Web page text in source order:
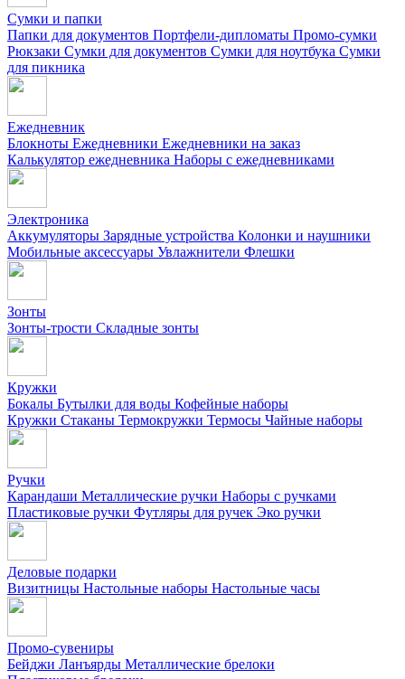
Сумки и папки
Папки для документов Портфели-дипломаты Промо-сумки
Рюкзаки Сумки для документов Сумки для ноутбука Сумки
для пикника
Ежедневник
Блокноты Ежедневники Ежедневники на заказ
Калькулятор ежедневника Наборы с ежедневниками
Электроника
Аккумуляторы Зарядные устройства Колонки и наушники
Мобильные аксессуары Увлажнители Флешки
Зонты
Зонты-трости Складные зонты
Кружки
Бокалы Бутылки для воды Кофейные наборы
Кружки Стаканы Термокружки Термосы Чайные наборы
Ручки
Карандаши Металлические ручки Наборы с ручками
Пластиковые ручки Футляры для ручек Эко ручки
Деловые подарки
Визитницы Настольные наборы Настольные часы
Промо-сувениры
Бейджи Ланъярды Металлические брелоки